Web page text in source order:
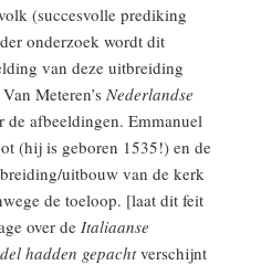
(succesvolle prediking
onderzoek wordt dit
van deze uitbreiding
Meteren’s Nederlandse
afbeeldingen. Emmanuel
(hij is geboren 1535!) en de
uitbouw van de kerk
de toeloop. [laat dit feit
over de Italiaanse
hadden gepachtverschijnt